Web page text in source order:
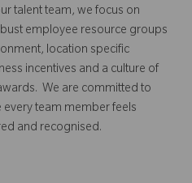
talent team, we focus on
employee resource groups
location specific
incentives and a culture of
We are committed to
team member feels
and recognised.